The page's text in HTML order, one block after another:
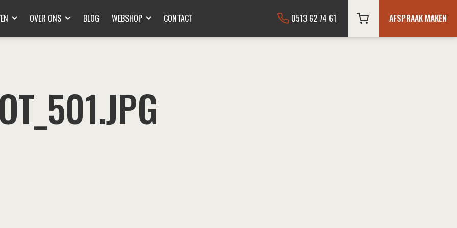
OVER ONS BLOG WEBSHOP CONTACT 0513 62 74 61 AFSPRAAK MAKEN